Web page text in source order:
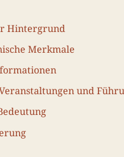
Hintergrund
Merkmale
und